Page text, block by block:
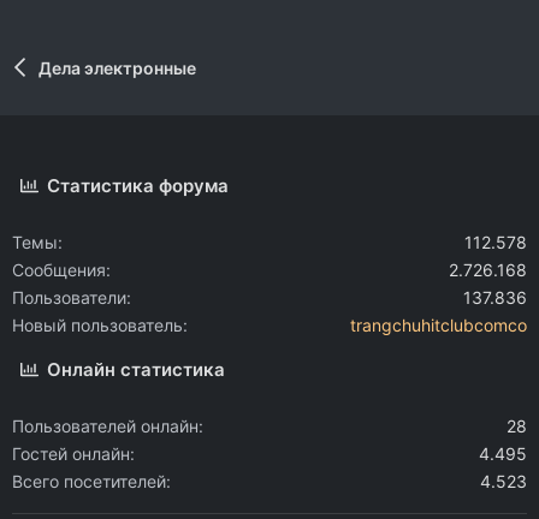
Дела электронные
Статистика форума
Темы
112.578
Сообщения
2.726.168
Пользователи
137.836
Новый пользователь
trangchuhitclubcomco
Онлайн статистика
Пользователей онлайн
28
Гостей онлайн
4.495
Всего посетителей
4.523